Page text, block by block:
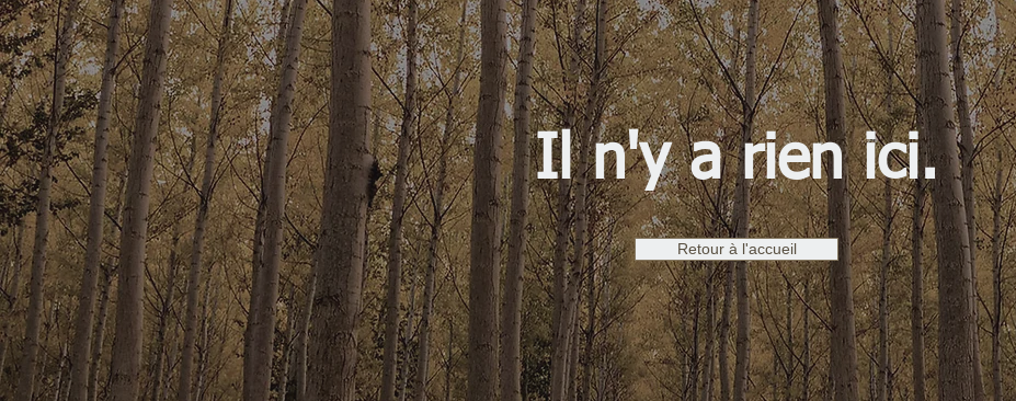
Il n'y a rien ici.
Retour à l'accueil